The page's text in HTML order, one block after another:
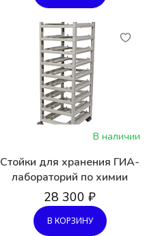
В наличии
Стойки для хранения ГИА-
лабораторий по химии
28 300 ₽
В КОРЗИНУ